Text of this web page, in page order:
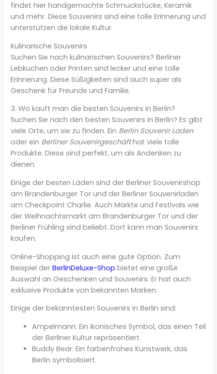
findet hier handgemachte Schmuckstücke, Keramik
und mehr. Diese Souvenirs sind eine tolle Erinnerung und
unterstützen die lokale Kultur.
Kulinarische Souvenirs
Suchen Sie nach kulinarischen Souvenirs? Berliner
Lebkuchen oder Printen sind lecker und eine tolle
Erinnerung. Diese Süßigkeiten sind auch super als
Geschenk für Freunde und Familie.
3. Wo kauft man die besten Souvenirs in Berlin?
Suchen Sie nach den besten Souvenirs in Berlin? Es gibt
viele Orte, um sie zu finden. Ein Berlin Souvenir Laden
oder ein Berliner Souvenirgeschäfthat viele tolle
Produkte. Diese sind perfekt, um als Andenken zu
dienen.
Einige der besten Läden sind der Berliner Souvenirshop
am Brandenburger Tor und der Berliner Souvenirladen
am Checkpoint Charlie. Auch Märkte und Festivals wie
der Weihnachtsmarkt am Brandenburger Tor und der
Berliner Frühling sind beliebt. Dort kann man Souvenirs
kaufen.
Online-Shopping ist auch eine gute Option. Zum
Beispiel derBerlinDeluxe-Shop bietet eine große
Auswahl an Geschenken und Souvenirs. Er hat auch
exklusive Produkte von bekannten Marken.
Einige der bekanntesten Souvenirs in Berlin sind:
Ampelmann: Ein ikonisches Symbol, das einen Teil
der Berliner Kultur repräsentiert.
Buddy Bear: Ein farbenfrohes Kunstwerk, das
Berlin symbolisiert.